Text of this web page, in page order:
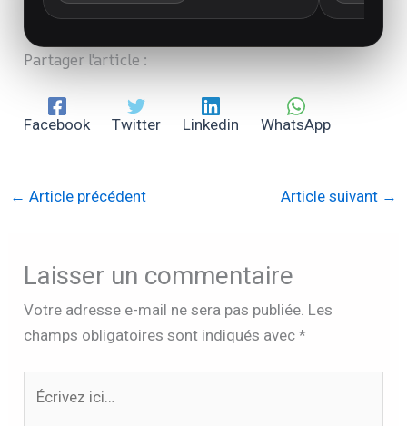
Partager l'article :
Facebook Twitter Linkedin WhatsApp
← Article précédent Article suivant →
Laisser un commentaire
Votre adresse e-mail ne sera pas publiée. Les
champs obligatoires sont indiqués avec*
ici…